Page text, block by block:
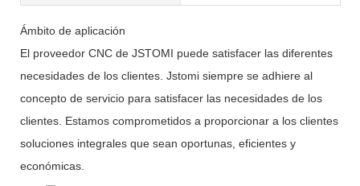
Ámbito de aplicación
El proveedor CNC de JSTOMI puede satisfacer las diferentes
necesidades de los clientes. Jstomi siempre se adhiere al
concepto de servicio para satisfacer las necesidades de los
clientes. Estamos comprometidos a proporcionar a los clientes
soluciones integrales que sean oportunas, eficientes y
económicas.